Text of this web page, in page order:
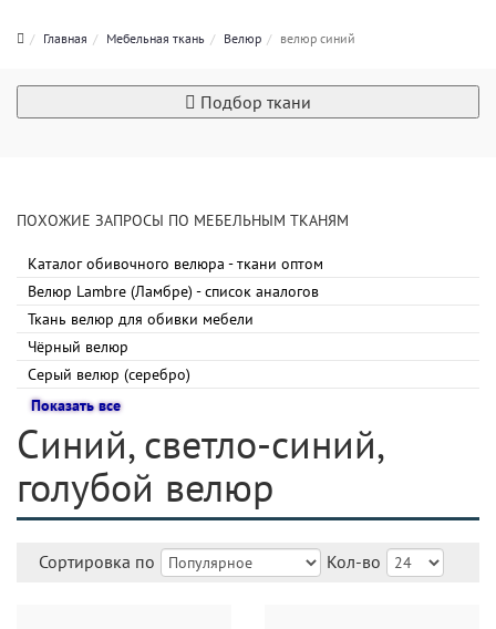
Главная Мебельная ткань Велюр велюр синий
Подбор ткани
ПОХОЖИЕ ЗАПРОСЫ ПО МЕБЕЛЬНЫМ ТКАНЯМ
Каталог обивочного велюра - ткани оптом
Велюр Lambre (Ламбре) - список аналогов
Ткань велюр для обивки мебели
Чёрный велюр
Серый велюр (серебро)
Показать все
Синий, светло-синий,
голубой велюр
Сортировка по Кол-во